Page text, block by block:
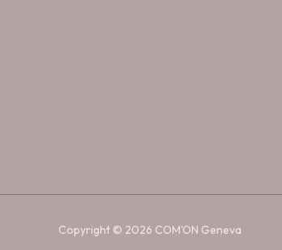
Copyright © 2026 COM'ON Geneva